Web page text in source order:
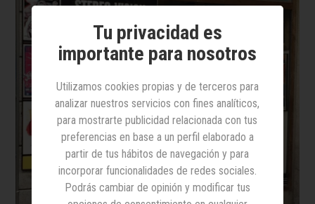
Tu privacidad es
importante para nosotros
Utilizamos cookies propias y de terceros para
analizar nuestros servicios con fines analíticos,
para mostrarte publicidad relacionada con tus
preferencias en base a un perfil elaborado a
partir de tus hábitos de navegación y para
incorporar funcionalidades de redes sociales.
Podrás cambiar de opinión y modificar tus